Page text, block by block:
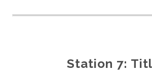
Station 7: